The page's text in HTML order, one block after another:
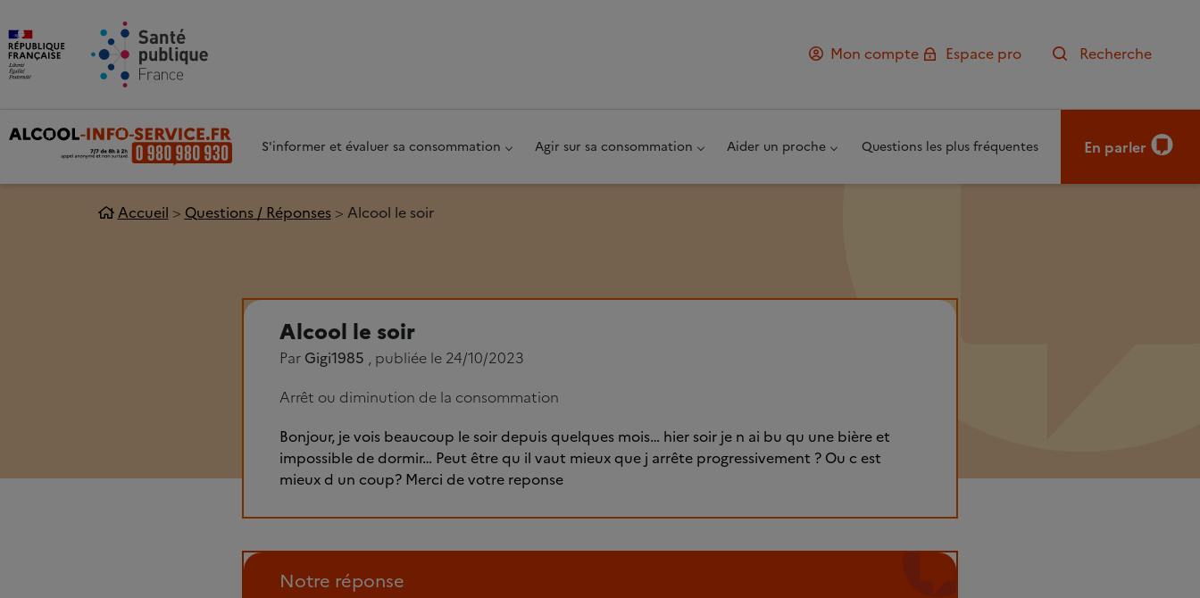
Mon compte
Espace pro Recherche
S'informer et évaluer sa consommation Agir sur sa consommation Aider un proche Questions les plus fréquentes En parler
Accueil Questions / Réponses Alcool le soir
Alcool le soir
Par Gigi1985 , publiée le 24/10/2023
Arrêt ou diminution de la consommation
Bonjour, je vois beaucoup le soir depuis quelques mois… hier soir je n ai bu qu une bière et
impossible de dormir… Peut être qu il vaut mieux que j arrête progressivement ? Ou c est
mieux d un coup? Merci de votre reponse
Notre réponse